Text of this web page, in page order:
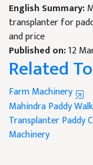
English Summary:
transplanter for
and price
Published on:12
Related
Farm Machinery
Mahindra Paddy
TransplanterPaddy
Machinery